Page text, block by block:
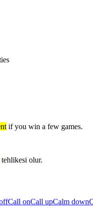
if you win a few games.
tehlikesi olur.
Call onCall upCalm down